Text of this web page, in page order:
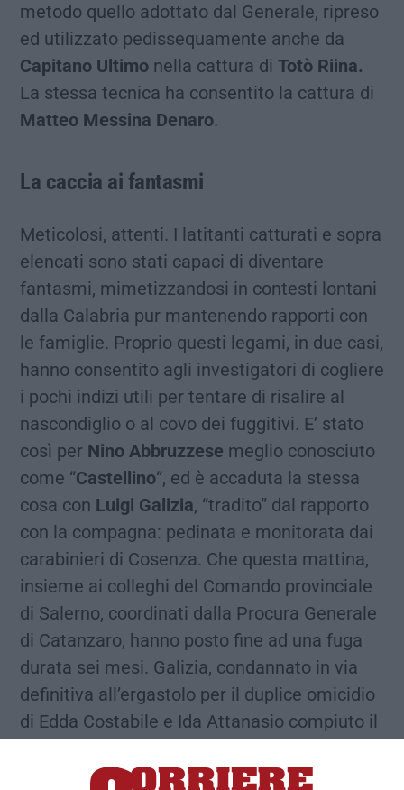
metodo quello adottato dal Generale, ripreso
ed utilizzato pedissequamente anche da
Capitano Ultimo nella cattura di Totò Riina.
La stessa tecnica ha consentito la cattura di
Matteo Messina Denaro.
La caccia ai fantasmi
Meticolosi, attenti. I latitanti catturati e sopra
elencati sono stati capaci di diventare
fantasmi, mimetizzandosi in contesti lontani
dalla Calabria pur mantenendo rapporti con
le famiglie. Proprio questi legami, in due casi,
hanno consentito agli investigatori di cogliere
i pochi indizi utili per tentare di risalire al
nascondiglio o al covo dei fuggitivi. E’ stato
così per Nino Abbruzzese meglio conosciuto
come “Castellino“, ed è accaduta la stessa
cosa con Luigi Galizia, “tradito” dal rapporto
con la compagna: pedinata e monitorata dai
carabinieri di Cosenza. Che questa mattina,
insieme ai colleghi del Comando provinciale
di Salerno, coordinati dalla Procura Generale
di Catanzaro, hanno posto fine ad una fuga
durata sei mesi. Galizia, condannato in via
definitiva all’ergastolo per il duplice omicidio
di Edda Costabile e Ida Attanasio compiuto il
San Lorenzo del Vallo ”.